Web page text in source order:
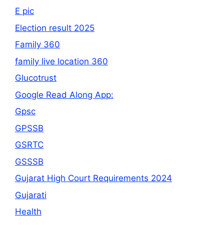
E pic
Election result 2025
Family 360
family live location 360
Glucotrust
Google Read Along App:
Gpsc
GPSSB
GSRTC
GSSSB
Gujarat High Court Requirements 2024
Gujarati
Health